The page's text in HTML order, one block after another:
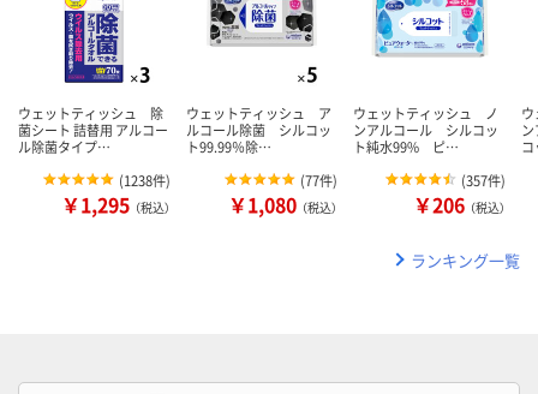
ウェットティッシュ 除
菌シート 詰替用 アルコー
ル除菌タイプ…
(1238件)
￥1,295 （税込）
ウェットティッシュ ア
ルコール除菌 シルコッ
ト99.99％除…
(77件)
￥1,080 （税込）
ウェットティッシュ ノ
ンアルコール シルコッ
ト純水99% ピ…
(357件)
￥206 （税込）
ランキング一覧